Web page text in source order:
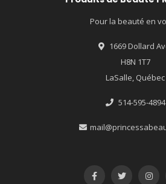
Pour la beauté en
1669 Dollard
H8N 1T7
LaSalle, Québec
514-595-4894